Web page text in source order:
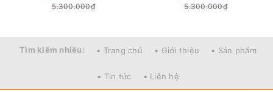
5.300.000₫ 5.300.000₫
Tìm kiếm nhiều: • Trang chủ • Giới thiệu • Sản phẩm
• Tin tức • Liên hệ